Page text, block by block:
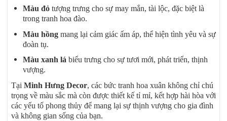
Màu đỏtượng trưng cho sự may mắn, tài lộc, đặc biệt là
trong tranh hoa đào.
Màu hồngmang lại cảm giác ấm áp, thể hiện tình yêu và sự
đoàn tụ.
Màu xanh lá biểu trưng cho sự tươi mới, phát triển, thịnh
vượng.
Tại Minh Hưng Decor, các bức tranh hoa xuân không chỉ chú
trọng về màu sắc mà còn được thiết kế tỉ mỉ, kết hợp hài hòa với
các yếu tố phong thủy để mang lại sự thịnh vượng cho gia đình
và không gian sống của bạn.